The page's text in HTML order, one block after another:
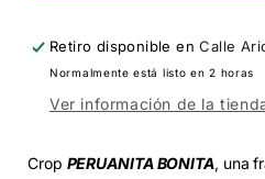
Retiro disponible enCalle
Normalmente está listo en 2 horas
Ver información de la
Crop PERUANITA BONITA, una